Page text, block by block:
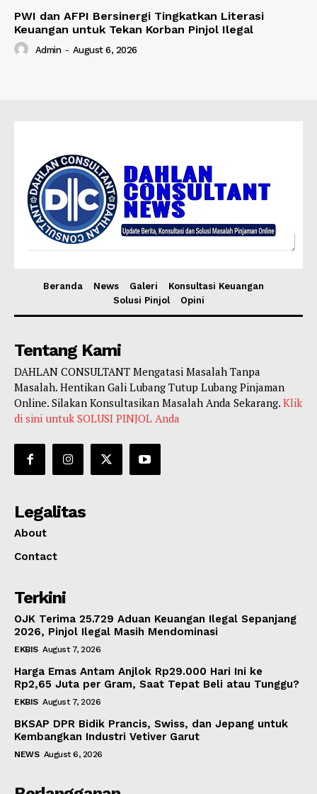
PWI dan AFPI Bersinergi Tingkatkan Literasi
Keuangan untuk Tekan Korban Pinjol Ilegal
Admin - August 6, 2026
Beranda News Galeri
Konsultasi Keuangan
Solusi Pinjol
Opini
Tentang Kami
DAHLAN CONSULTANT Mengatasi Masalah Tanpa
Masalah. Hentikan Gali Lubang Tutup Lubang Pinjaman
Online. Silakan Konsultasikan Masalah Anda Sekarang. Klik
di sini untuk SOLUSI PINJOL Anda
Legalitas
About
Contact
Terkini
OJK Terima 25.729 Aduan Keuangan Ilegal Sepanjang
2026, Pinjol Ilegal Masih Mendominasi
EKBIS August 7, 2026
Harga Emas Antam Anjlok Rp29.000 Hari Ini ke
Rp2,65 Juta per Gram, Saat Tepat Beli atau Tunggu?
EKBIS August 7, 2026
BKSAP DPR Bidik Prancis, Swiss, dan Jepang untuk
Kembangkan Industri Vetiver Garut
NEWS August 6, 2026